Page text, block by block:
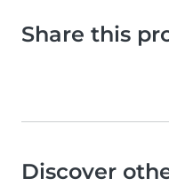
Share this
Discover